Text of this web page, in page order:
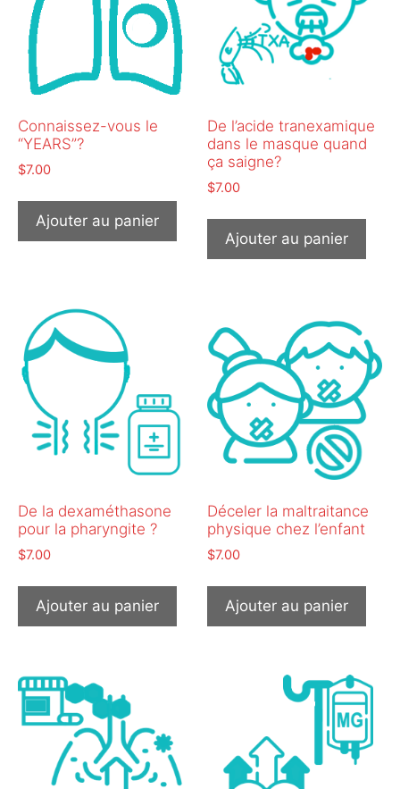
Connaissez-vous le
“YEARS”?
$7.00
Ajouter au panier
De l’acide tranexamique
dans le masque quand
ça saigne?
$7.00
Ajouter au panier
De la dexaméthasone
pour la pharyngite ?
$7.00
Ajouter au panier
Déceler la maltraitance
physique chez l’enfant
$7.00
Ajouter au panier